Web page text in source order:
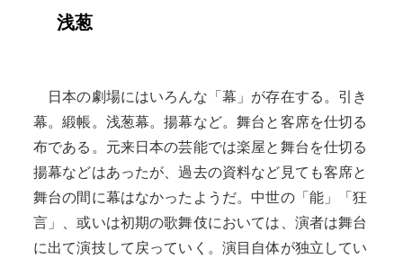
浅葱
日本の劇場にはいろんな「幕」が存在する。引き
幕。緞帳。浅葱幕。揚幕など。舞台と客席を仕切る
布である。元来日本の芸能では楽屋と舞台を仕切る
揚幕などはあったが、過去の資料など見ても客席と
舞台の間に幕はなかったようだ。中世の「能」「狂
言」、或いは初期の歌舞伎においては、演者は舞台
に出て演技して戻っていく。演目自体が独立してい